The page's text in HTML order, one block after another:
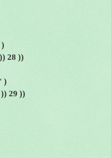
28 ))
)
29 ))